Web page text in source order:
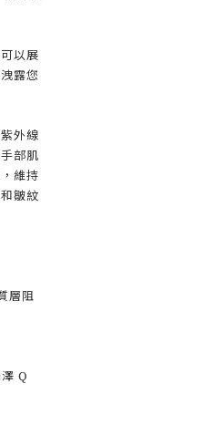
以展
露您
外線
部肌
維持
皺紋
層阻
Q